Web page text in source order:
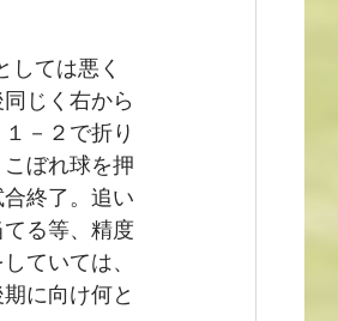
しては悪く
じく右から
－２で折り
ぼれ球を押
終了。追い
る等、精度
ていては、
に向け何と